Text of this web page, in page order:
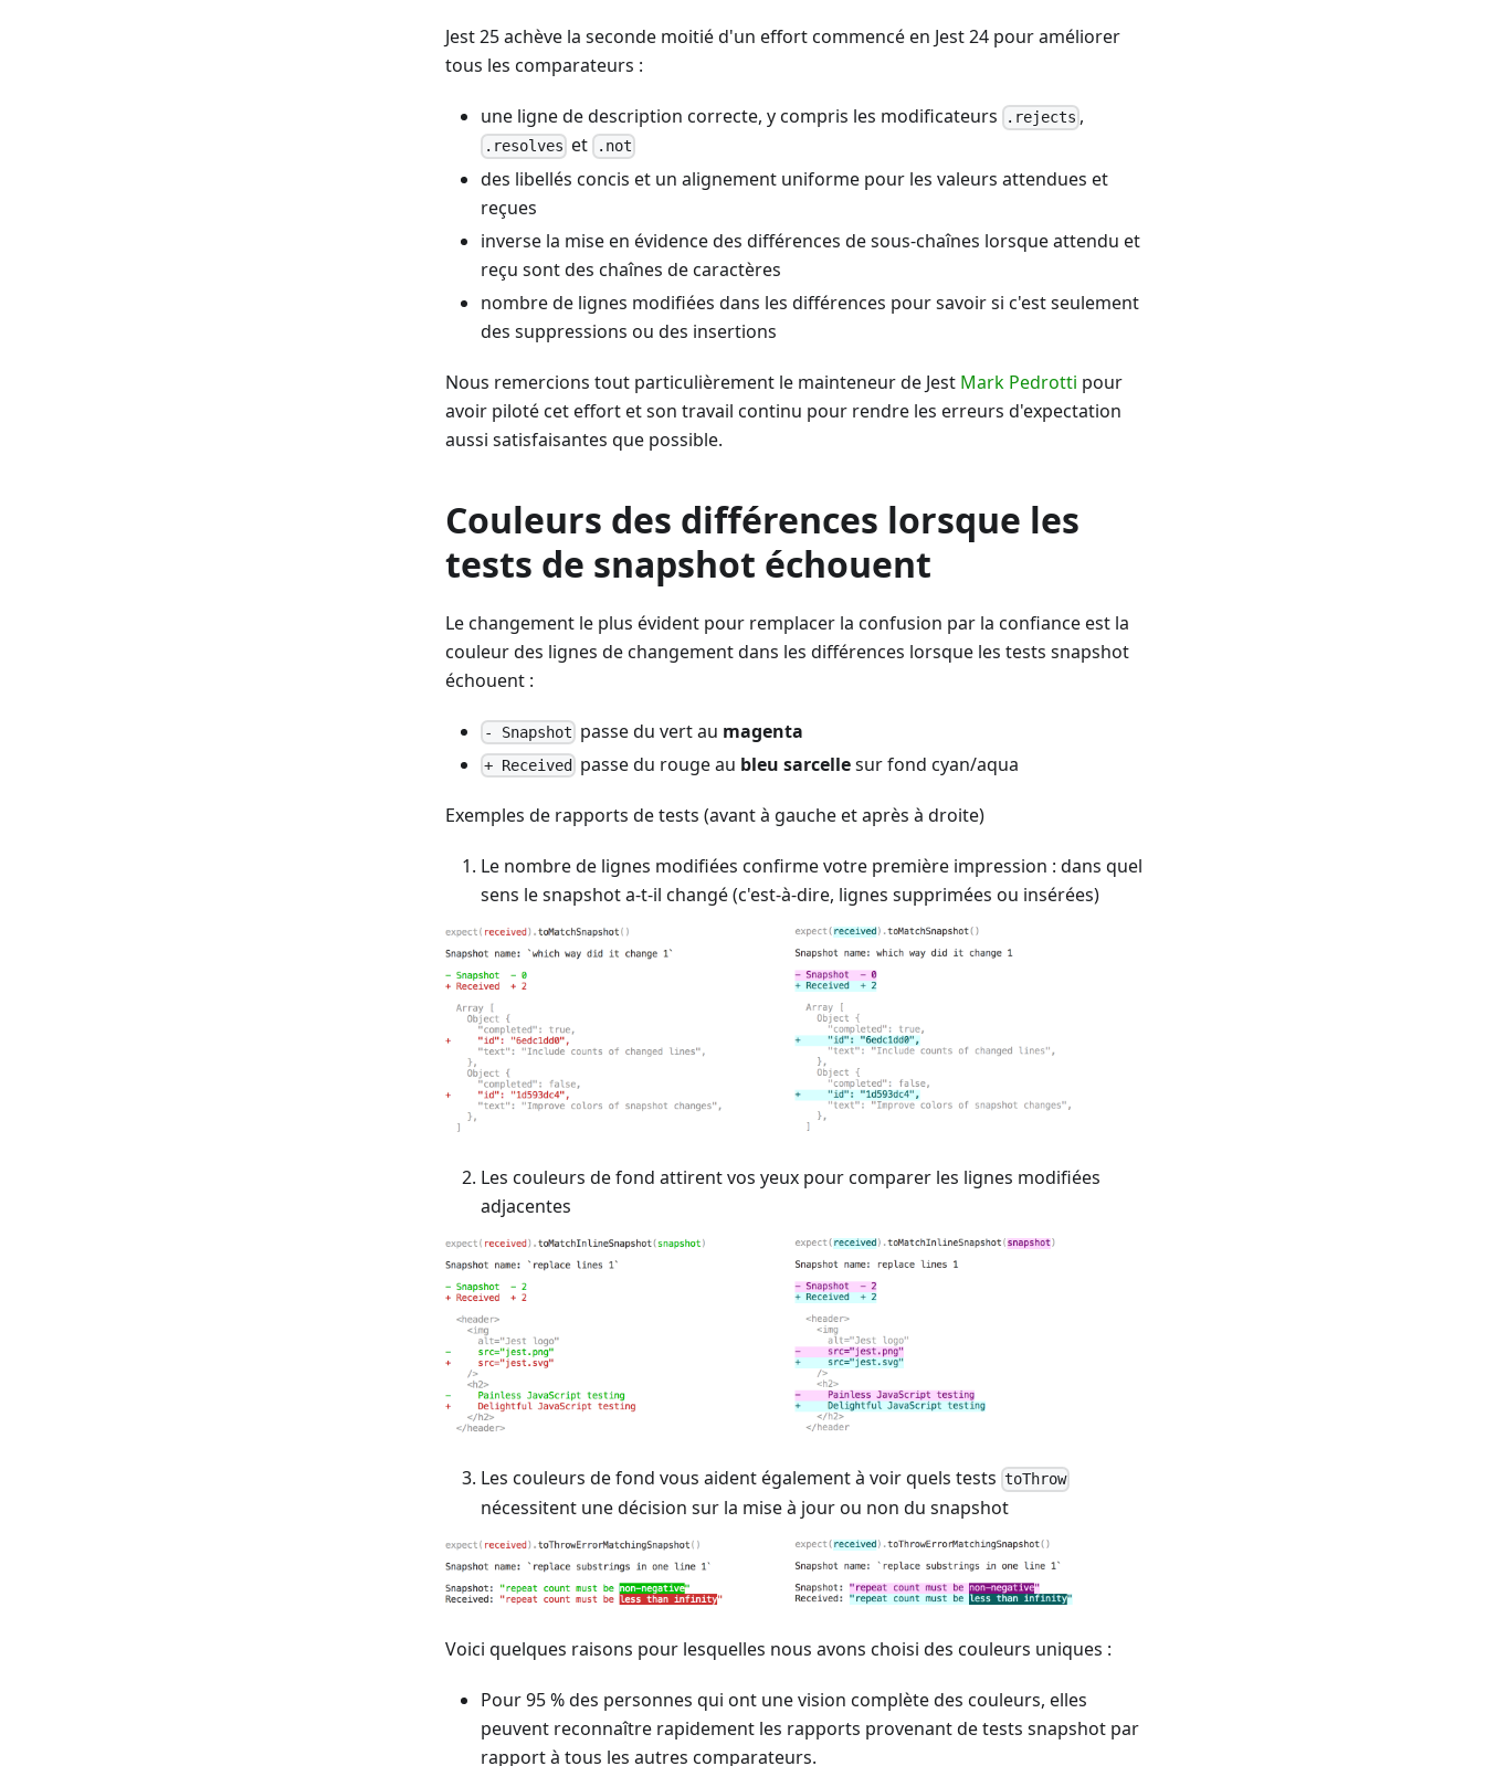
Jest 25 achève la seconde moitié d'un effort commencé en Jest 24 pour améliorer
tous les comparateurs :
une ligne de description correcte, y compris les modificateurs .rejects ,
.resolves et .not
des libellés concis et un alignement uniforme pour les valeurs attendues et
reçues
inverse la mise en évidence des différences de sous-chaînes lorsque attendu et
reçu sont des chaînes de caractères
nombre de lignes modifiées dans les différences pour savoir si c'est seulement
des suppressions ou des insertions
Nous remercions tout particulièrement le mainteneur de Jest Mark Pedrotti pour
avoir piloté cet effort et son travail continu pour rendre les erreurs d'expectation
aussi satisfaisantes que possible.
Couleurs des différences lorsque les
tests de snapshot échouent
Le changement le plus évident pour remplacer la confusion par la confiance est la
couleur des lignes de changement dans les différences lorsque les tests snapshot
échouent :
- Snapshot passe du vert au magenta
+ Received passe du rouge au bleu sarcellesur fond cyan/aqua
Exemples de rapports de tests (avant à gauche et après à droite)
Le nombre de lignes modifiées confirme votre première impression : dans quel
sens le snapshot a-t-il changé (c'est-à-dire, lignes supprimées ou insérées)
Les couleurs de fond attirent vos yeux pour comparer les lignes modifiées
adjacentes
Les couleurs de fond vous aident également à voir quels tests toThrow
nécessitent une décision sur la mise à jour ou non du snapshot
Voici quelques raisons pour lesquelles nous avons choisi des couleurs uniques :
Pour 95 % des personnes qui ont une vision complète des couleurs, elles
peuvent reconnaître rapidement les rapports provenant de tests snapshot par
rapport à tous les autres comparateurs.